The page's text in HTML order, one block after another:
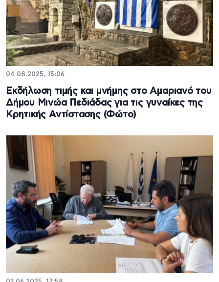
04.08.2025, 15:06
Εκδήλωση τιμής και μνήμης στο Αμαριανό του
Δήμου Μινώα Πεδιάδας για τις γυναίκες της
Kρητικής Αντίστασης (Φώτο)